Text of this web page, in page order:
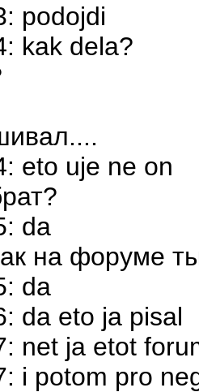
podojdi
kak dela?
eto uje ne on
da
на форуме
da
da eto ja pisal
net ja etot
i potom pro